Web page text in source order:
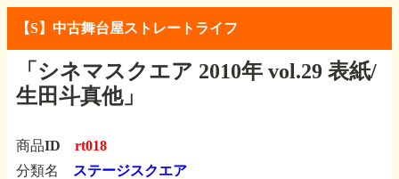
【S】中古舞台屋ストレートライフ
「シネマスクエア 2010年 vol.29 表紙/
生田斗真他」
商品ID rt018
分類名
ステージスクエア